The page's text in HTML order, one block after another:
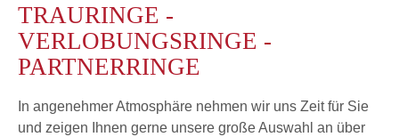
TRAURINGE -
VERLOBUNGSRINGE -
PARTNERRINGE
In angenehmer Atmosphäre nehmen wir uns Zeit für Sie
und zeigen Ihnen gerne unsere große Auswahl an über